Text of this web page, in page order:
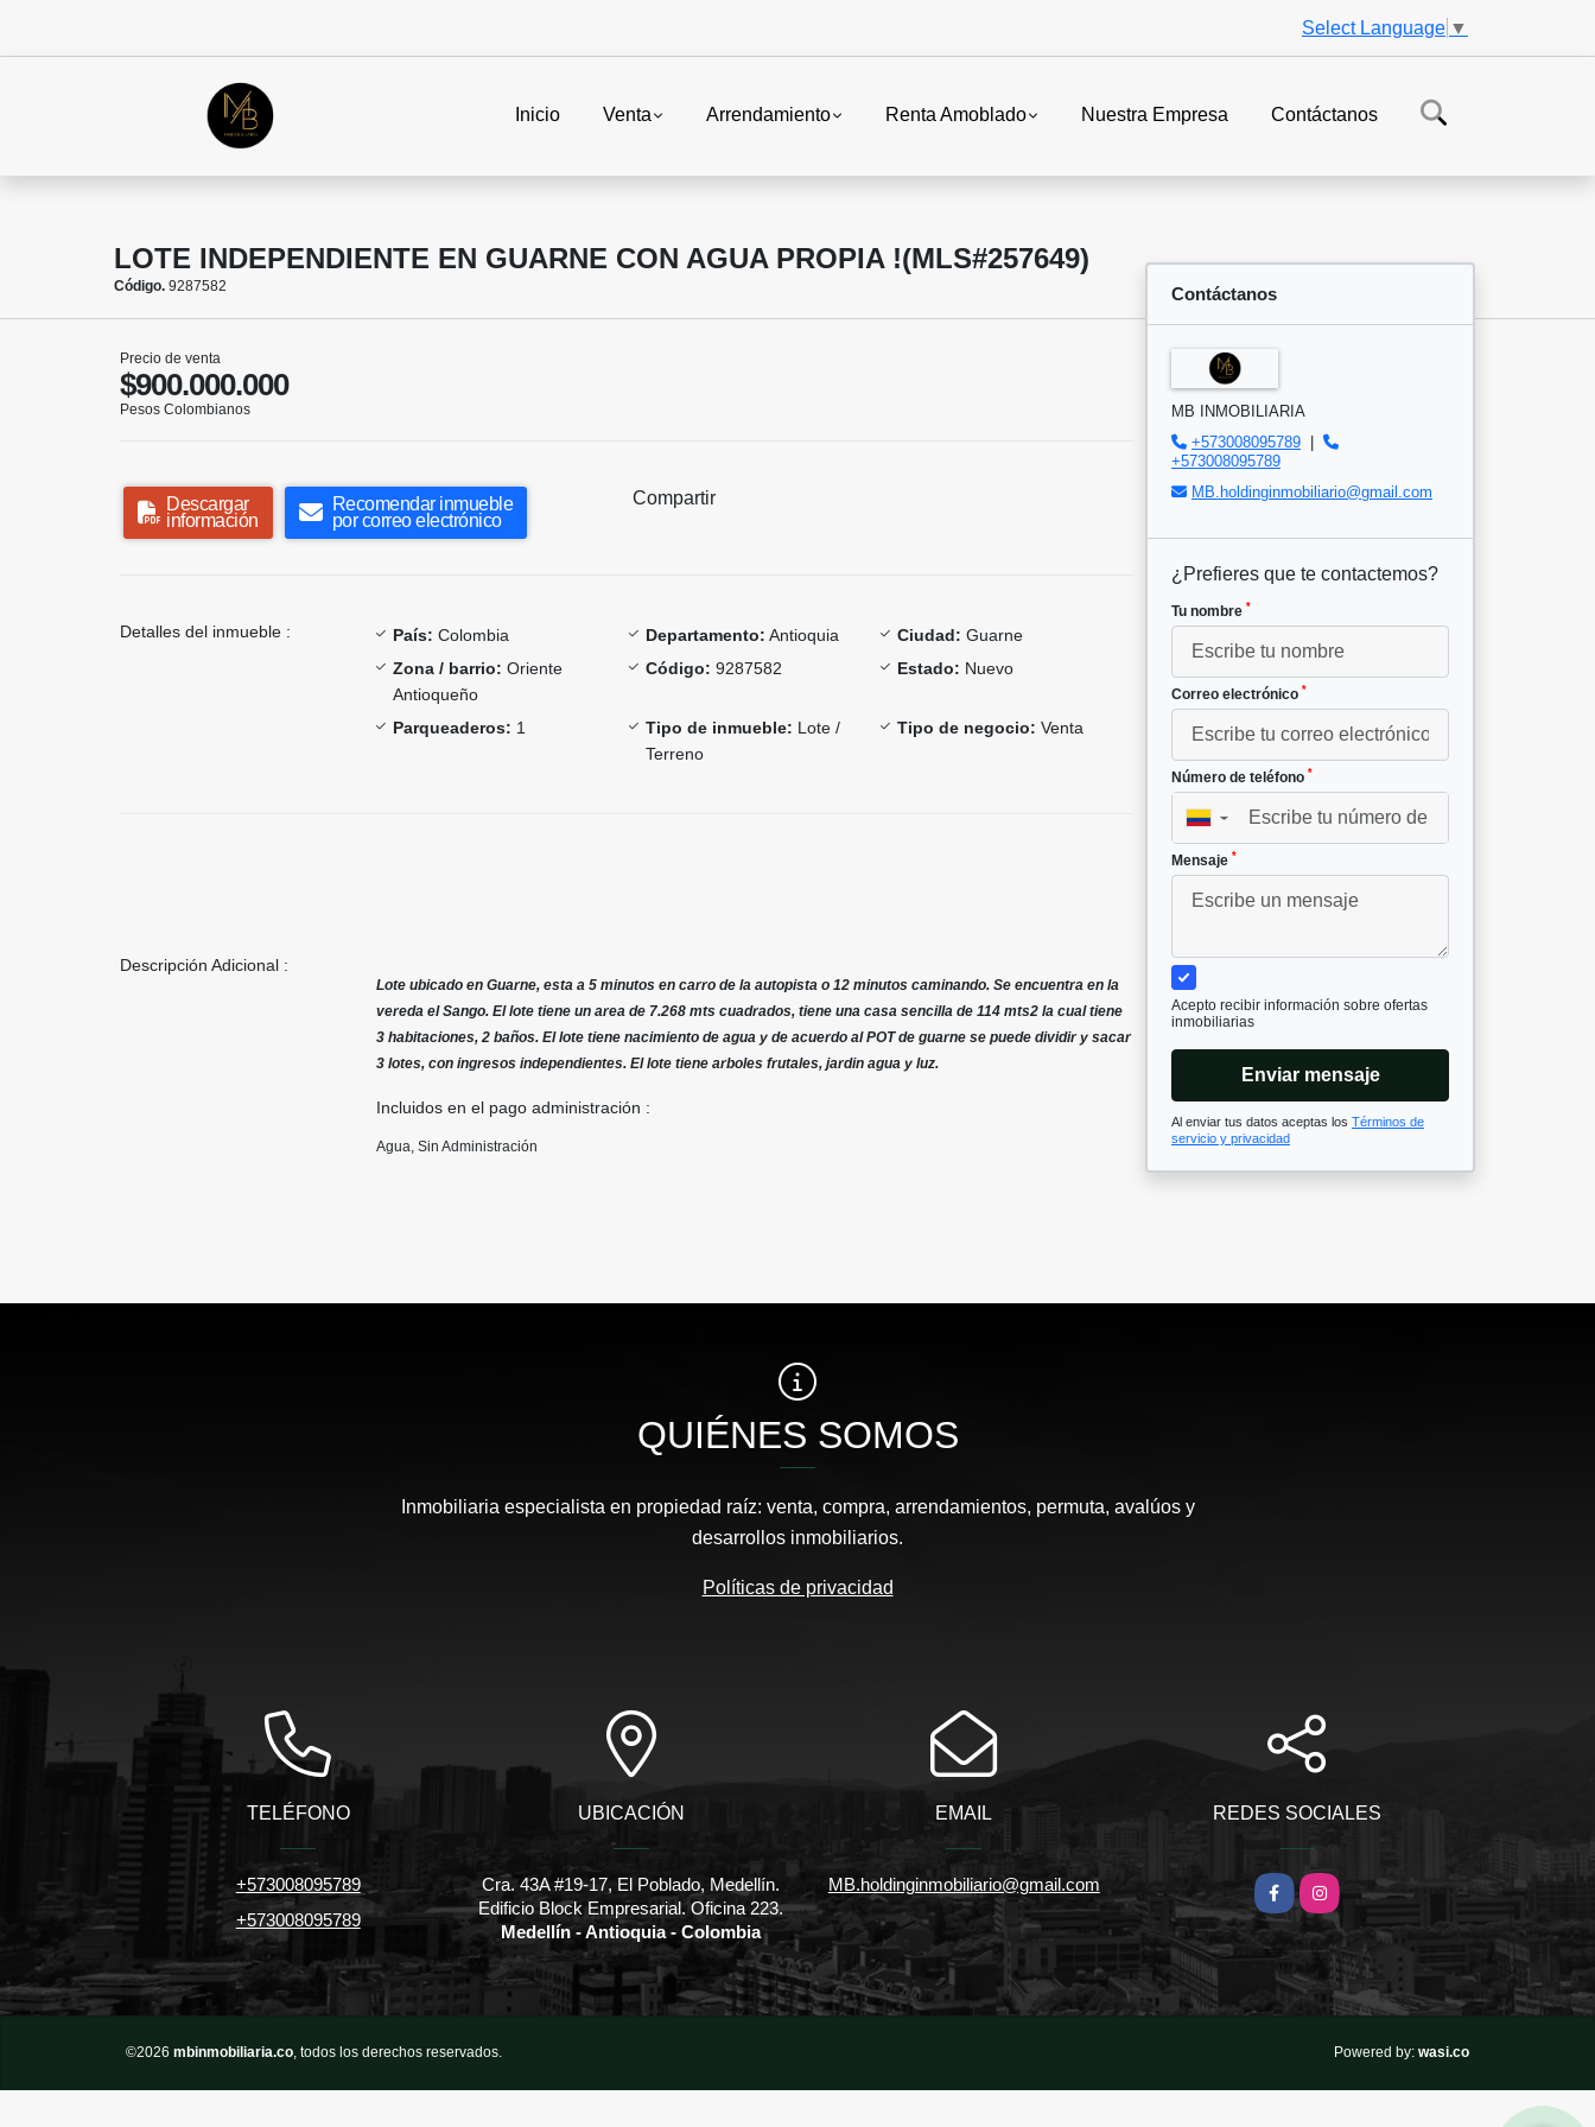
Select Language ▼
Inicio Venta Arrendamiento Renta Amoblado Nuestra Empresa Contáctanos
LOTE INDEPENDIENTE EN GUARNE CON AGUA PROPIA !(MLS#257649)
Código. 9287582
Precio de venta
$900.000.000
Pesos Colombianos
Descargar
información
Recomendar inmueble
por correo electrónico
Compartir
Detalles del inmueble : País: Colombia Departamento: Antioquia Ciudad: Guarne
Zona / barrio: Oriente
Antioqueño
Código: 9287582 Estado: Nuevo
Parqueaderos: 1 Tipo de inmueble: Lote /
Terreno
Tipo de negocio: Venta
Descripción Adicional :
Lote ubicado en Guarne, esta a 5 minutos en carro de la autopista o 12 minutos caminando. Se encuentra en la
vereda el Sango. El lote tiene un area de 7.268 mts cuadrados, tiene una casa sencilla de 114 mts2 la cual tiene
3 habitaciones, 2 baños. El lote tiene nacimiento de agua y de acuerdo al POT de guarne se puede dividir y sacar
3 lotes, con ingresos independientes. El lote tiene arboles frutales, jardin agua y luz.
Incluidos en el pago administración :
Agua, Sin Administración
Contáctanos
MB INMOBILIARIA
+573008095789 |
+573008095789
MB.holdinginmobiliario@gmail.com
¿Prefieres que te contactemos?
Tu nombre *
Correo electrónico *
Número de teléfono *
▼
Mensaje *
Acepto recibir información sobre ofertas
inmobiliarias
Enviar mensaje
Al enviar tus datos aceptas los Términos de
servicio y privacidad
QUIÉNES SOMOS
Inmobiliaria especialista en propiedad raíz: venta, compra, arrendamientos, permuta, avalúos y
desarrollos inmobiliarios.
Políticas de privacidad
TELÉFONO
+573008095789
+573008095789
UBICACIÓN
Cra. 43A #19-17, El Poblado, Medellín.
Edificio Block Empresarial. Oficina 223.
Medellín - Antioquia - Colombia
EMAIL
MB.holdinginmobiliario@gmail.com
REDES SOCIALES
FacebookInstagram
©2026 mbinmobiliaria.co, todos los derechos reservados. Powered by: wasi.co